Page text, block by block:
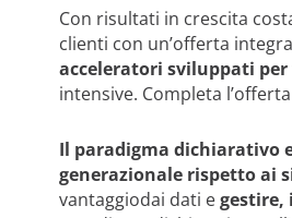
Con risultati in crescita
clienti con un’offerta
acceleratori sviluppati per
intensive. Completa l’offerta
Il paradigma dichiarativo
generazionale rispetto ai
vantaggiodai dati egestire,